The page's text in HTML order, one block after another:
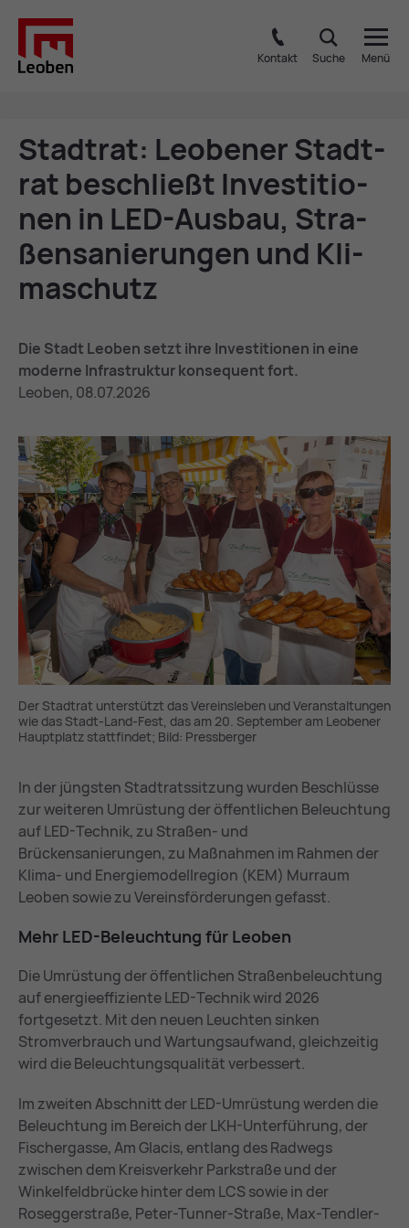
Kontakt Suche Menü
Stadt­rat: Leo­be­ner Stadt­
rat be­schließt In­ves­ti­tio­
nen in LED-Aus­bau, Stra­
ßen­sa­nie­run­gen und Kli­
ma­schutz
Die Stadt Leoben setzt ihre Investitionen in eine
moderne Infrastruktur konsequent fort.
Leoben, 08.07.2026
Der Stadtrat unterstützt das Vereinsleben und Veranstaltungen
wie das Stadt-Land-Fest, das am 20. September am Leobener
Hauptplatz stattfindet; Bild: Pressberger
In der jüngsten Stadtratssitzung wurden Beschlüsse
zur weiteren Umrüstung der öffentlichen Beleuchtung
auf LED-Technik, zu Straßen- und
Brückensanierungen, zu Maßnahmen im Rahmen der
Klima- und Energiemodellregion (KEM) Murraum
Leoben sowie zu Vereinsförderungen gefasst.
Mehr LED-Be­leuch­tung für Leo­ben
Die Umrüstung der öffentlichen Straßenbeleuchtung
auf energieeffiziente LED-Technik wird 2026
fortgesetzt. Mit den neuen Leuchten sinken
Stromverbrauch und Wartungsaufwand, gleichzeitig
wird die Beleuchtungsqualität verbessert.
Im zweiten Abschnitt der LED-Umrüstung werden die
Beleuchtung im Bereich der LKH-Unterführung, der
Fischergasse, Am Glacis, entlang des Radwegs
zwischen dem Kreisverkehr Parkstraße und der
Winkelfeldbrücke hinter dem LCS sowie in der
Roseggerstraße, Peter-Tunner-Straße, Max-Tendler-